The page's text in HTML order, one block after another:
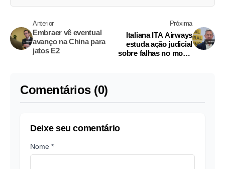
Anterior
Embraer vê eventual
avanço na China para
jatos E2
Próxima
Italiana ITA Airways
estuda ação judicial
sobre falhas no motor
Comentários (0)
Deixe seu comentário
Nome *